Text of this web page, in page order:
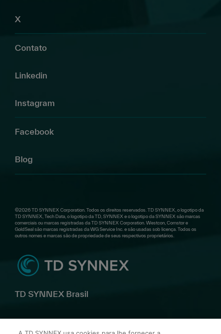
X
Contato
Linkedin
Instagram
Facebook
Blog
©2026 TD SYNNEX Corporation. Todos os direitos reservados. TD SYNNEX, o logotipo da
TD SYNNEX, Tech Data, o logotipo da TD, SYNNEX e o logotipo da SYNNEX são marcas
comerciais ou marcas registradas da TD SYNNEX Corporation. Westcon, Comstor e
GoldSeal são marcas registradas da WG Service Inc. e são usadas sob licença. Todos os
outros nomes e marcas são de propriedade de seus respectivos proprietários.
TD SYNNEX Brasil